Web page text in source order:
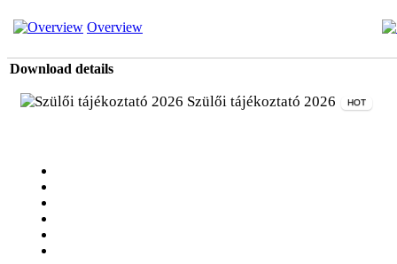
Overview
Download details
Szülői tájékoztató 2026 HOT